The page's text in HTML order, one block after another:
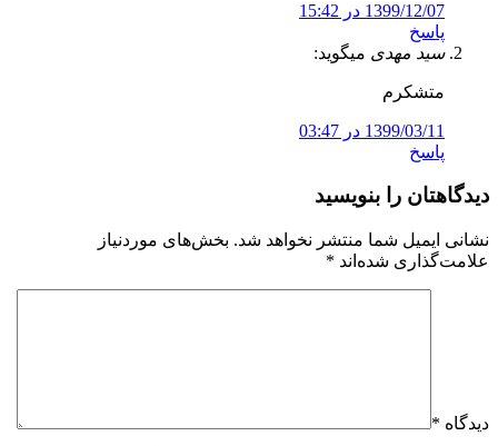
1399/12/07 در 15:42
پاسخ
سید مهدی میگوید:
متشکرم
1399/03/11 در 03:47
پاسخ
دیدگاهتان را بنویسید
نشانی ایمیل شما منتشر نخواهد شد. بخش‌های موردنیاز
علامت‌گذاری شده‌اند *
دیدگاه *